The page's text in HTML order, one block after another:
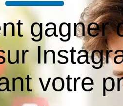
gagner
votre